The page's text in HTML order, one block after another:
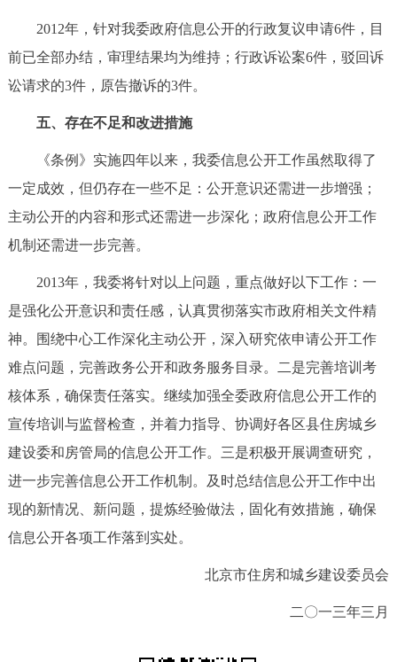
2012年，针对我委政府信息公开的行政复议申请6件，目
前已全部办结，审理结果均为维持；行政诉讼案6件，驳回诉
讼请求的3件，原告撤诉的3件。
五、存在不足和改进措施
《条例》实施四年以来，我委信息公开工作虽然取得了
一定成效，但仍存在一些不足：公开意识还需进一步增强；
主动公开的内容和形式还需进一步深化；政府信息公开工作
机制还需进一步完善。
2013年，我委将针对以上问题，重点做好以下工作：一
是强化公开意识和责任感，认真贯彻落实市政府相关文件精
神。围绕中心工作深化主动公开，深入研究依申请公开工作
难点问题，完善政务公开和政务服务目录。二是完善培训考
核体系，确保责任落实。继续加强全委政府信息公开工作的
宣传培训与监督检查，并着力指导、协调好各区县住房城乡
建设委和房管局的信息公开工作。三是积极开展调查研究，
进一步完善信息公开工作机制。及时总结信息公开工作中出
现的新情况、新问题，提炼经验做法，固化有效措施，确保
信息公开各项工作落到实处。
北京市住房和城乡建设委员会
二〇一三年三月